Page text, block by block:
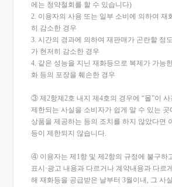
에는 청약철회를 할 수 있습니다)
2. 이용자의 사용 또는 일부 소비에 의하여 재
히 감소한 경우
3. 시간의 경과에 의하여 재판매가 곤란할 정
가 현저히 감소한 경우
4. 같은 성능을 지닌 재화등으로 복제가 가능
화 등의 포장을 훼손한 경우
③ 제2항제2호 내지 제4호의 경우에 “몰”이 사
제한되는 사실을 소비자가 쉽게 알 수 있는 곳
상품을 제공하는 등의 조치를 하지 않았다면
등이 제한되지 않습니다.
④ 이용자는 제1항 및 제2항의 규정에 불구하
표시·광고 내용과 다르거나 계약내용과 다르
해 재화등을 공급받은 날부터 3월이내, 그 사